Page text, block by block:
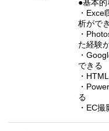
●基本
・
析がで
・
た経験
・
できる
・
・
る
・EC